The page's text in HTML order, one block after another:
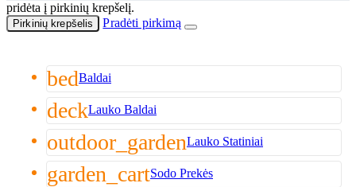
pridėta į pirkinių krepšelį.
Pirkinių krepšelis Pradėti pirkimą
bedBaldai
deckLauko Baldai
outdoor_gardenLauko Statiniai
garden_cartSodo Prekės